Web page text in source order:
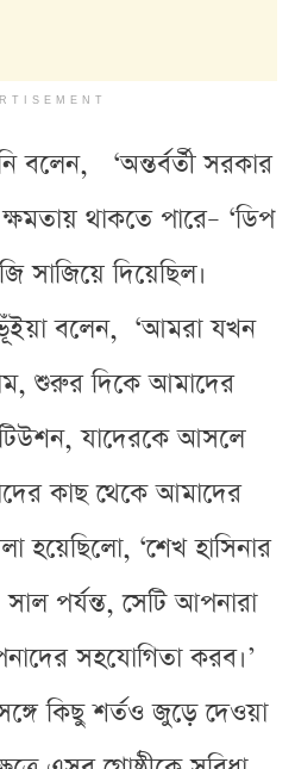
বলেন, ‘অন্তর্বর্তী সরকার
থাকতে পারে– ‘ডিপ
সাজিয়ে দিয়েছিল।
বলেন, ‘আমরা যখন
শুরুর দিকে আমাদের
যাদেরকে আসলে
কাছ থেকে আমাদের
হয়েছিলো, ‘শেখ হাসিনার
পর্যন্ত, সেটি আপনারা
সহযোগিতা করব।’
কিছু শর্তও জুড়ে দেওয়া